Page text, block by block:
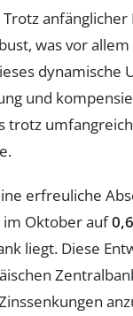
was vor
dynamische
und
trotz
erfreuliche
im Oktober auf
liegt. Diese